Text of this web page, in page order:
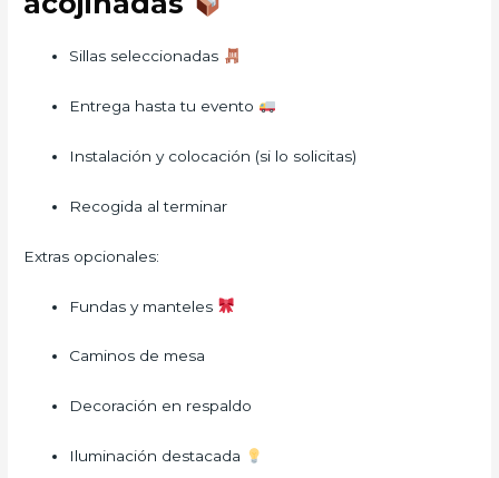
Sillas seleccionadas
Entrega hasta tu evento
Instalación y colocación (si lo solicitas)
Recogida al terminar
Extras opcionales:
Fundas y manteles
Caminos de mesa
Decoración en respaldo
Iluminación destacada